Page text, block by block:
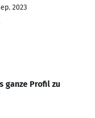
2023
ganze Profil zu